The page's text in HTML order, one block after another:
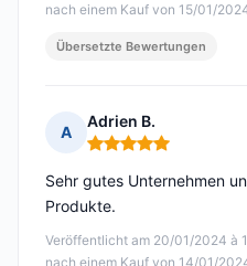
nach einem Kauf von 15/01/
Übersetzte Bewertungen
A
Adrien B.
Hinweis: 5 von 5
Veröffentlicht am 20/01/2024 à
nach einem Kauf von 14/01/
Sehr gutes Unternehmen
Produkte.